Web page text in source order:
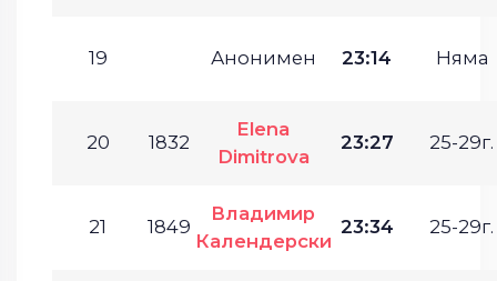
19 Анонимен 23:14 Няма
20 1832
Elena
Dimitrova
23:27 25-29г.
21 1849
Владимир
Календерски
23:34 25-29г.